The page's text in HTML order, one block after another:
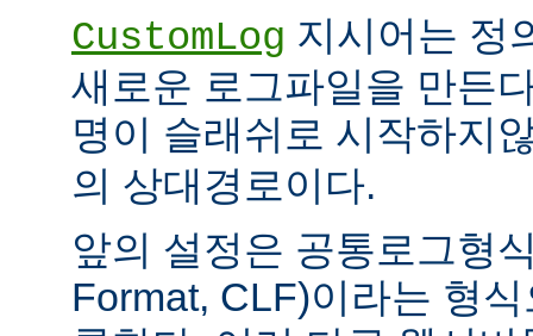
CustomLog 지시어는 정
새로운 로그파일을 만든
명이 슬래쉬로 시작하지
의 상대경로이다.
앞의 설정은 공통로그형
Format, CLF)이라는 형